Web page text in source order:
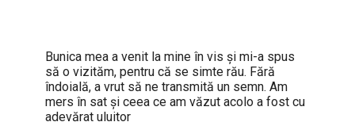
Bunica mea a venit la mine în vis și mi-a spus
să o vizităm, pentru că se simte rău. Fără
îndoială, a vrut să ne transmită un semn. Am
mers în sat și ceea ce am văzut acolo a fost cu
adevărat uluitor